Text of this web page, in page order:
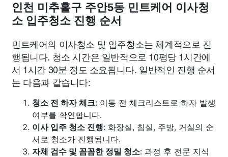
인천 미추홀구 주안5동 민트케어 이사청
소 입주청소 진행 순서
민트케어의 이사청소 및 입주청소는 체계적으로 진
행됩니다. 청소 시간은 일반적으로 10평당 1시간에
서 1시간 30분 정도 소요됩니다. 일반적인 진행 순서
는 다음과 같습니다:
청소 전 하자 체크: 이동 전 체크리스트로 하자 발생
여부를 확인합니다.
이사 입주 청소 진행: 화장실, 침실, 주방, 거실의 순
서로 청소가 진행됩니다.
자체 검수 및 꼼꼼한 정밀 청소: 과정 후 전문 지식